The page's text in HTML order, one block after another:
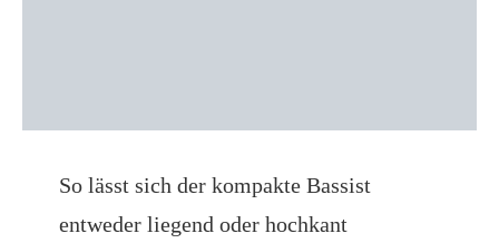
So lässt sich der kompakte Bassist
entweder liegend oder hochkant